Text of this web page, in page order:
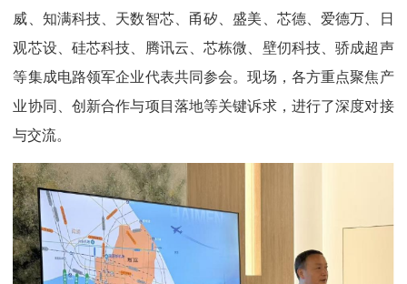
威、知满科技、天数智芯、甬矽、盛美、芯德、爱德万、日
观芯设、硅芯科技、腾讯云、芯栋微、壁仞科技、骄成超声
等集成电路领军企业代表共同参会。现场，各方重点聚焦产
业协同、创新合作与项目落地等关键诉求，进行了深度对接
与交流。